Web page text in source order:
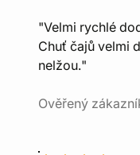
"Velmi rychlé
Chuť čajů velmi
nelžou."
Ověřený